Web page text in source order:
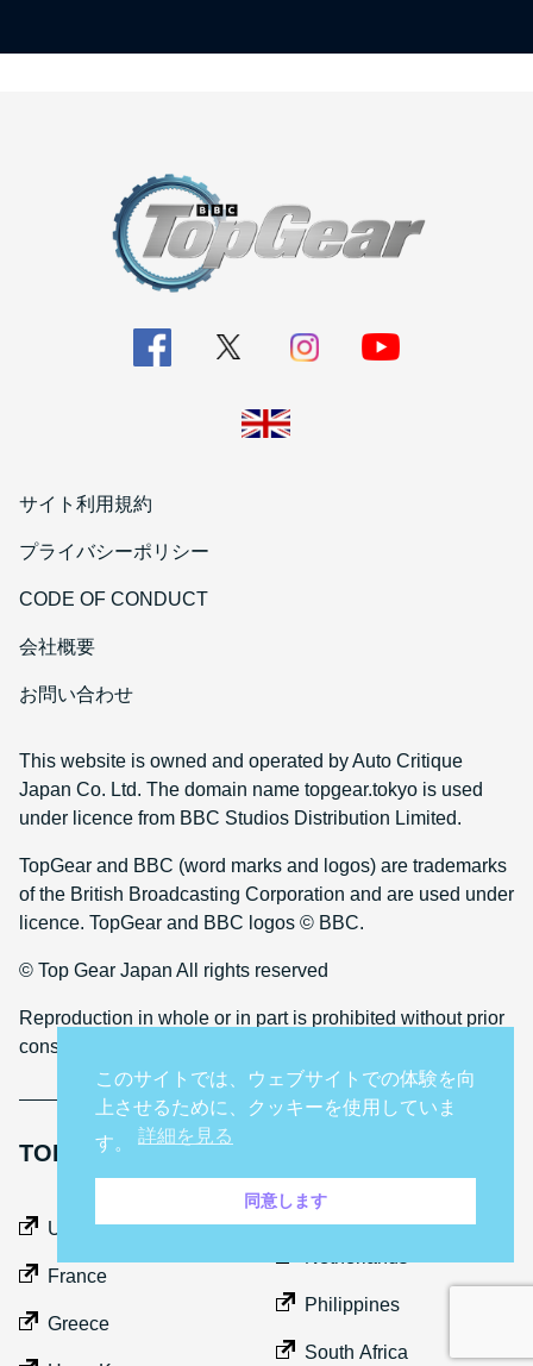
サイト利用規約
プライバシーポリシー
CODE OF CONDUCT
会社概要
お問い合わせ
This website is owned and operated by Auto Critique
Japan Co. Ltd. The domain name topgear.tokyo is used
under licence from BBC Studios Distribution Limited.
TopGear and BBC (word marks and logos) are trademarks
of the British Broadcasting Corporation and are used under
licence. TopGear and BBC logos © BBC.
© Top Gear Japan All rights reserved
Reproduction in whole or in part is prohibited without prior
consent
TOP GEAR INTERNATIONAL SITES
UK
France
Greece
Middle East
Philippines
South Africa
このサイトでは、ウェブサイトでの体験を向
上させるために、クッキーを使用していま
す。 詳細を見る
同意します